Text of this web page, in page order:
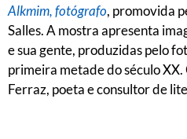
Alkmim, fotógrafo, promovida
Salles. A mostra apresenta
e sua gente, produzidas pelo
primeira metade do século
Ferraz, poeta e consultor de